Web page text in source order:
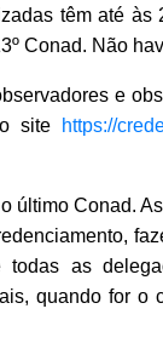
têm até às
Conad. Não
e
site https://
último Conad.
as
quando for o